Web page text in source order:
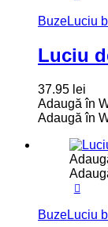
BuzeLuciu
Luciu
37.95 lei
Adaugă în
Adaugă în
BuzeLuciu